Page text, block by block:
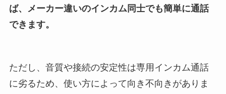
ば、メーカー違いのインカム同士でも簡単に通話
できます。
ただし、音質や接続の安定性は専用インカム通話
に劣るため、使い方によって向き不向きがありま